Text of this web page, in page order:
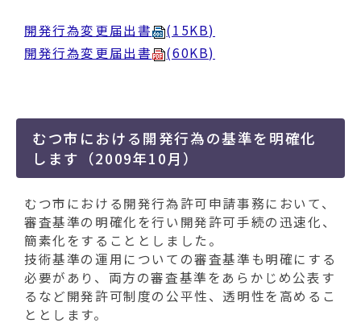
開発行為変更届出書
(15KB)
開発行為変更届出書
(60KB)
むつ市における開発行為の基準を明確化
します（2009年10月）
むつ市における開発行為許可申請事務において、
審査基準の明確化を行い開発許可手続の迅速化、
簡素化をすることとしました。
技術基準の運用についての審査基準も明確にする
必要があり、両方の審査基準をあらかじめ公表す
るなど開発許可制度の公平性、透明性を高めるこ
ととします。